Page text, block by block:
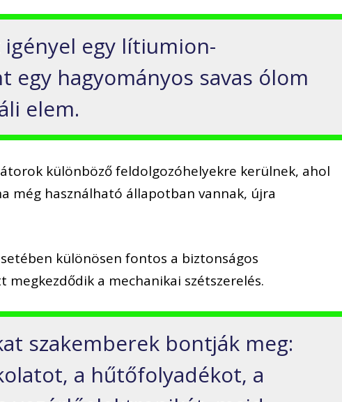
egy lítiumion-
egy hagyományos savas ólom
elem.
különböző feldolgozóhelyekre kerülnek, ahol
még használható állapotban vannak, újra
különösen fontos a biztonságos
a mechanikai szétszerelés.
szakemberek bontják meg:
a hűtőfolyadékot, a